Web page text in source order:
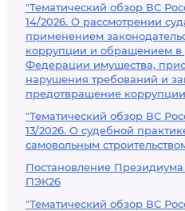
"Тематический обзор ВС
14/2026. О рассмотрении
применением
коррупции и обращением в
Федерации имущества,
нарушения требований и
предотвращение
"Тематический обзор ВС
13/2026. О судебной
самовольным
Постановление
ПЭК26
"Тематический обзор ВС